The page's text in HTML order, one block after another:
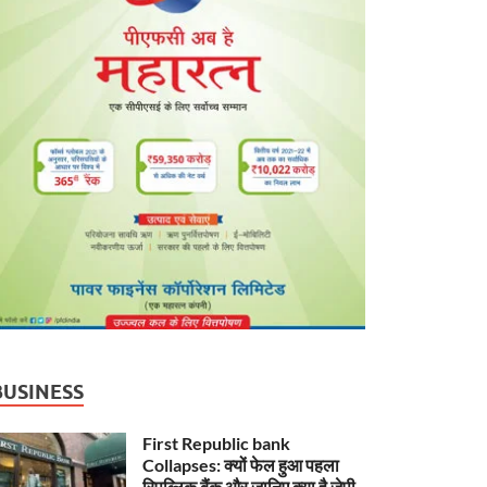
First Republic bank
Collapses: क्यों फेल हुआ पहला